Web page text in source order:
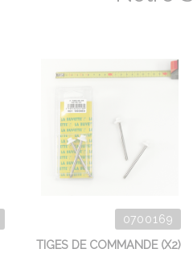
0700169
TIGES DE COMMANDE (X2)